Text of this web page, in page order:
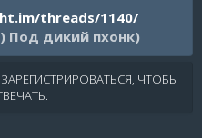
threads/1140/
Под дикий пхонк)
ЧТОБЫ